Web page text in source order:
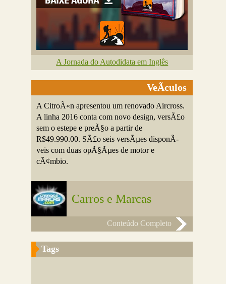
A Jornada do Autodidata em Inglês
VeÃ­culos
A CitroÃ«n apresentou um renovado Aircross.
A linha 2016 conta com novo design, versÃ£o
sem o estepe e preÃ§o a partir de
R$49.990.00. SÃ£o seis versÃµes disponÃ­
veis com duas opÃ§Ãµes de motor e
cÃ¢mbio.
Carros e Marcas
Conteúdo Completo
Tags